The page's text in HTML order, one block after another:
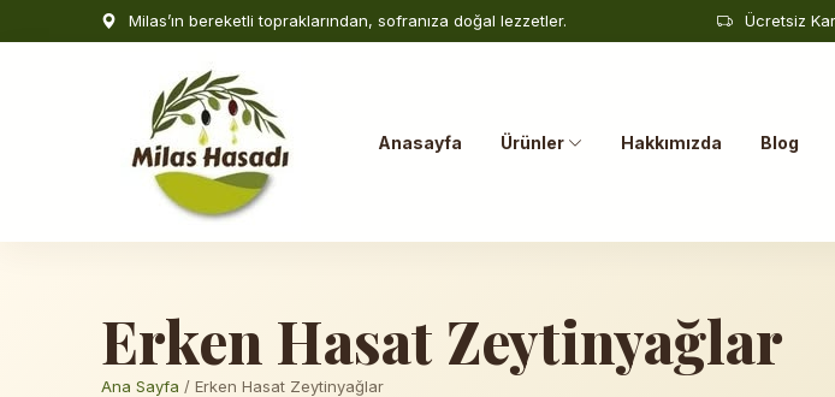
Milas’ın bereketli topraklarından, sofranıza doğal lezzetler. Ücretsiz
Anasayfa Ürünler Hakkımızda Blog
Erken Hasat Zeytinyağlar
Ana Sayfa / Erken Hasat Zeytinyağlar